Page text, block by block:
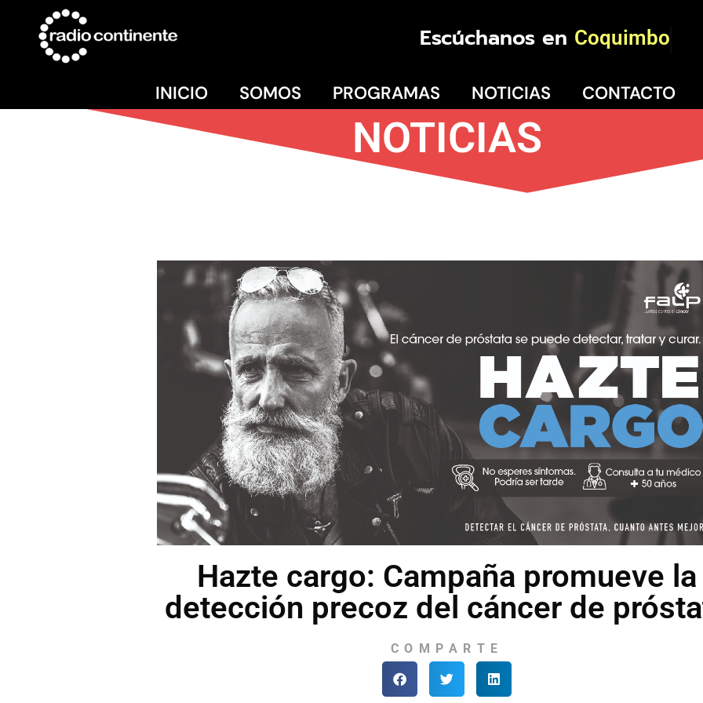
Escúchanos en Coquimbo
INICIO SOMOS PROGRAMAS NOTICIAS CONTACTO
NOTICIAS
Hazte cargo: Campaña promueve la
detección precoz del cáncer de
COMPARTE